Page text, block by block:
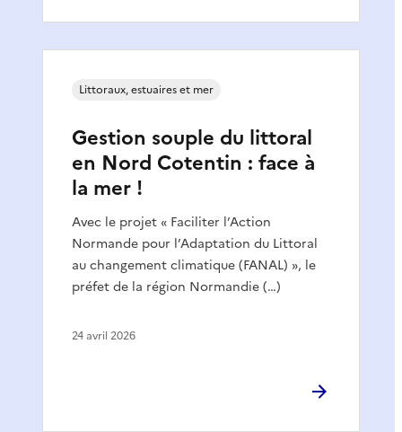
Gestion souple du littoral
en Nord Cotentin : face à
la mer !
Avec le projet « Faciliter l’Action
Normande pour l’Adaptation du Littoral
au changement climatique (FANAL) », le
préfet de la région Normandie (…)
Littoraux, estuaires et mer
24 avril 2026